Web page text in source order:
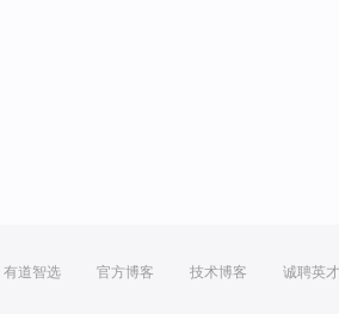
有道智选 官方博客 技术博客 诚聘英才